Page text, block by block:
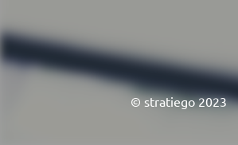
© stratiego 2023